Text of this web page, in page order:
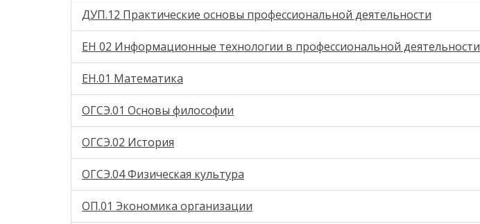
ДУП.12 Практические основы профессиональной деятельности
ЕН 02 Информационные технологии в профессиональной деятельности
ЕН.01 Математика
ОГСЭ.01 Основы философии
ОГСЭ.02 История
ОГСЭ.04 Физическая культура
ОП.01 Экономика организации